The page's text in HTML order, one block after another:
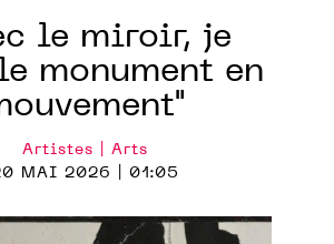
le miroir, je
monument en
Artistes | Arts
MAI 2026 | 01:05